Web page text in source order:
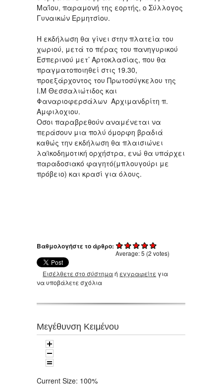
Μαΐου, παραμονή της εορτής, ο Σύλλογος
Γυναικών Ερμητσίου.
Η εκδήλωση θα γίνει στην πλατεία του
χωριού, μετά το πέρας του πανηγυρικού
Εσπερινού μετ’ Αρτοκλασίας, που θα
πραγματοποιηθεί στις 19.30,
προεξάρχοντος του Πρωτοσύγκελου της
Ι.Μ Θεσσαλιώτιδος και
Φαναριοφερσάλων Αρχιμανδρίτη π.
Αμφιλοχιου.
Οσοι παραβρεθούν αναμένεται να
περάσουν μια πολύ όμορφη βραδιά
καθώς την εκδήλωση θα πλαισιώνει
λαϊκοδημοτική ορχήστρα, ενώ θα υπάρχει
παραδοσιακό φαγητό(μπλουγούρι με
πρόβειο) και κρασί για όλους.
Βαθμολογήστε το άρθρο:
Average:5 (2 votes)
Εισέλθετε στο σύστημαή εγγραφείτε για
να υποβάλετε σχόλια
Μεγέθυνση Κειμένου
Current Size: 100%